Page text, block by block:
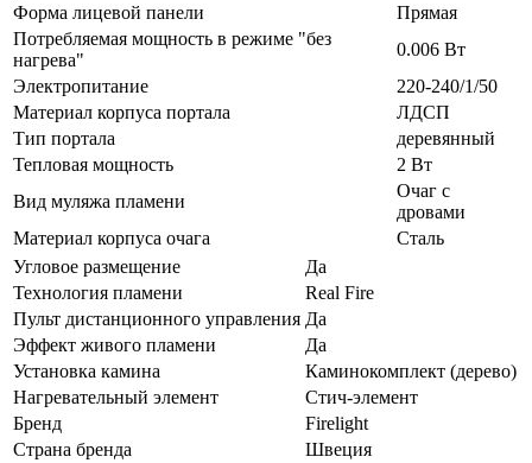
Форма лицевой панели
Прямая
Потребляемая мощность в режиме "без
нагрева"
0.006 Вт
Электропитание
220-240/1/50
Материал корпуса портала
ЛДСП
Тип портала
деревянный
Тепловая мощность
2 Вт
Вид муляжа пламени
Очаг с
дровами
Материал корпуса очага
Сталь
Угловое размещение
Да
Технология пламени
Real Fire
Пульт дистанционного управления Да
Эффект живого пламени
Да
Установка камина
Каминокомплект (дерево)
Нагревательный элемент
Стич-элемент
Бренд
Firelight
Страна бренда
Швеция